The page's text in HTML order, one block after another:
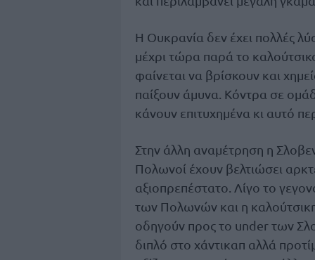
Η Ουκρανία δεν έχει πολλές
μέχρι τώρα παρά το
φαίνεται να βρίσκουν και
παίξουν άμυνα. Κόντρα σε
κάνουν επιτυχημένα κι αυτό
Στην άλλη αναμέτρηση η
Πολωνοί έχουν βελτιώσει
αξιοπρεπέστατο. Λίγο το
των Πολωνών και η
οδηγούν προς το under των
διπλό στο χάντικαπ αλλά